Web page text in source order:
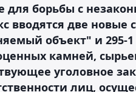
для борьбы с
вводятся две новые
объект" и 295-
камней,
уголовное
лиц,